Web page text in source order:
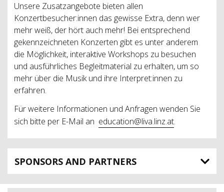
Unsere Zusatzangebote bieten allen
Konzertbesucher:innen das gewisse Extra, denn wer
mehr weiß, der hört auch mehr! Bei entsprechend
gekennzeichneten Konzerten gibt es unter anderem
die Möglichkeit, interaktive Workshops zu besuchen
und ausführliches Begleitmaterial zu erhalten, um so
mehr über die Musik und ihre Interpret:innen zu
erfahren.
Für weitere Informationen und Anfragen wenden Sie
sich bitte per E-Mail an education@liva.linz.at.
SPONSORS AND PARTNERS